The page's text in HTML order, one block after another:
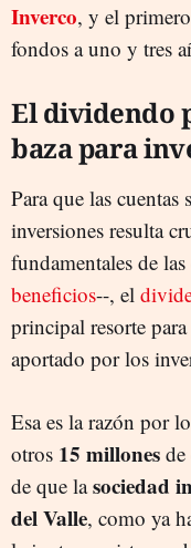
Inverco, y el
fondos a uno y tres
El dividendo
baza para
Para que las cuentas
inversiones resulta
fundamentales de
beneficios--, el
principal resorte
aportado por los
Esa es la razón por
otros 15 millones
de que lasociedad
del Valle, como ya